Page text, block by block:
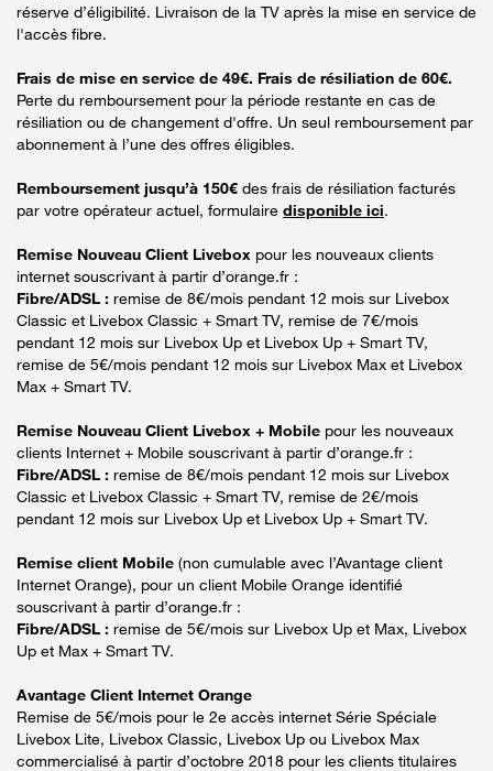
réserve d’éligibilité. Livraison de la TV après la mise en service de
l'accès fibre.
Frais de mise en service de 49€. Frais de résiliation de 60€.
Perte du remboursement pour la période restante en cas de
résiliation ou de changement d'offre. Un seul remboursement par
abonnement à l’une des offres éligibles.
Remboursement jusqu’à 150€ des frais de résiliation facturés
par votre opérateur actuel, formulaire disponible ici.
Remise Nouveau Client Livebox pour les nouveaux clients
internet souscrivant à partir d’orange.fr :
Fibre/ADSL : remise de 8€/mois pendant 12 mois sur Livebox
Classic et Livebox Classic + Smart TV, remise de 7€/mois
pendant 12 mois sur Livebox Up et Livebox Up + Smart TV,
remise de 5€/mois pendant 12 mois sur Livebox Max et Livebox
Max + Smart TV.
Remise Nouveau Client Livebox + Mobile pour les nouveaux
clients Internet + Mobile souscrivant à partir d’orange.fr :
Fibre/ADSL : remise de 8€/mois pendant 12 mois sur Livebox
Classic et Livebox Classic + Smart TV, remise de 2€/mois
pendant 12 mois sur Livebox Up et Livebox Up + Smart TV.
Remise client Mobile (non cumulable avec l’Avantage client
Internet Orange), pour un client Mobile Orange identifié
souscrivant à partir d’orange.fr :
Fibre/ADSL : remise de 5€/mois sur Livebox Up et Max, Livebox
Up et Max + Smart TV.
Avantage Client Internet Orange
Remise de 5€/mois pour le 2e accès internet Série Spéciale
Livebox Lite, Livebox Classic, Livebox Up ou Livebox Max
commercialisé à partir d’octobre 2018 pour les clients titulaires